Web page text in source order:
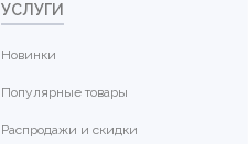
УСЛУГИ
Новинки
Популярные товары
Распродажи и скидки